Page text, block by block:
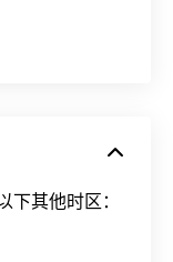
下其他时区：